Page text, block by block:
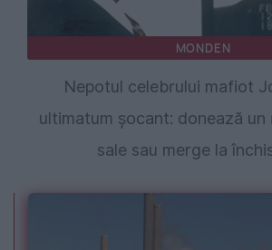
MONDEN
Nepotul celebrului mafiot
ultimatum șocant: donează un
sale sau merge la